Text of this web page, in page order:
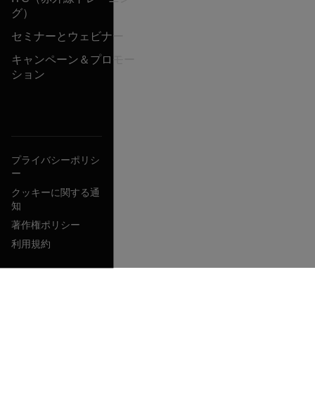
グ）
セミナーとウェビナー
キャンペーン＆プロモー
ション
プライバシーポリシ
ー
クッキーに関する通
知
著作権ポリシー
利用規約